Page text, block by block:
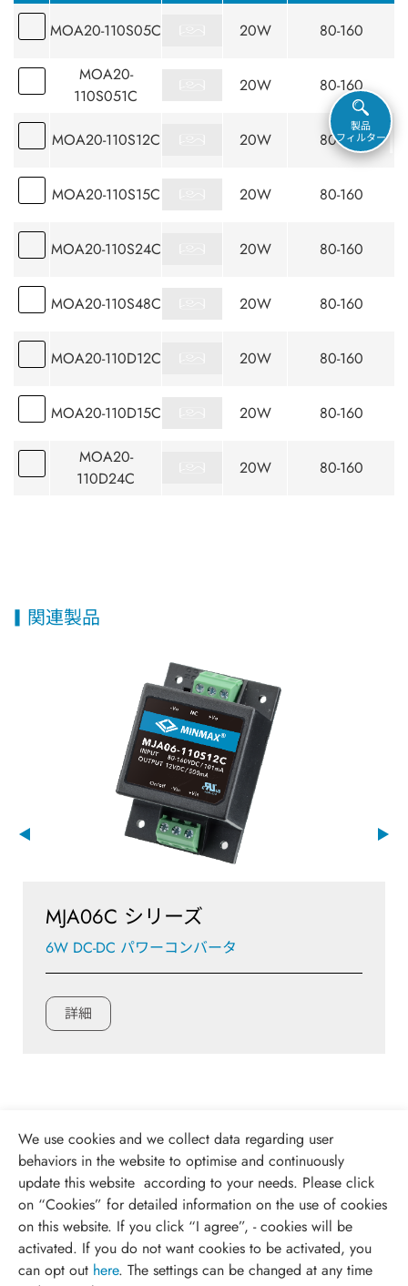
MOA20-110S05C 20W 80-160
MOA20-
110S051C
20W 80-160
MOA20-110S12C 20W 80-160
MOA20-110S15C 20W 80-160
MOA20-110S24C 20W 80-160
MOA20-110S48C 20W 80-160
MOA20-110D12C 20W 80-160
MOA20-110D15C 20W 80-160
MOA20-
110D24C
20W 80-160
関連製品
MJA06C シリーズ
6W DC-DC パワーコンバータ
詳細
製品
フィルター
We use cookies and we collect data regarding user
behaviors in the website to optimise and continuously
update this website according to your needs. Please click
on “Cookies” for detailed information on the use of cookies
on this website. If you click “I agree”, - cookies will be
activated. If you do not want cookies to be activated, you
can opt out here. The settings can be changed at any time